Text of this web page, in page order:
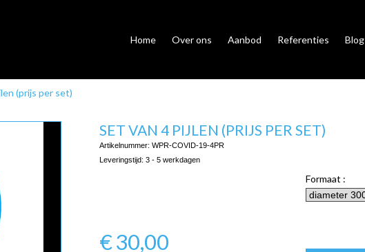
Home Over ons Aanbod Referenties Blog
(prijs per set)
SET VAN 4 PIJLEN (PRIJS PER SET)
Artikelnummer: WPR-COVID-19-4PR
Leveringstijd: 3 - 5 werkdagen
€30,00
Formaat :